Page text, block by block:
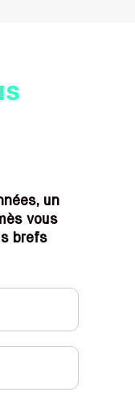
un
vous
brefs